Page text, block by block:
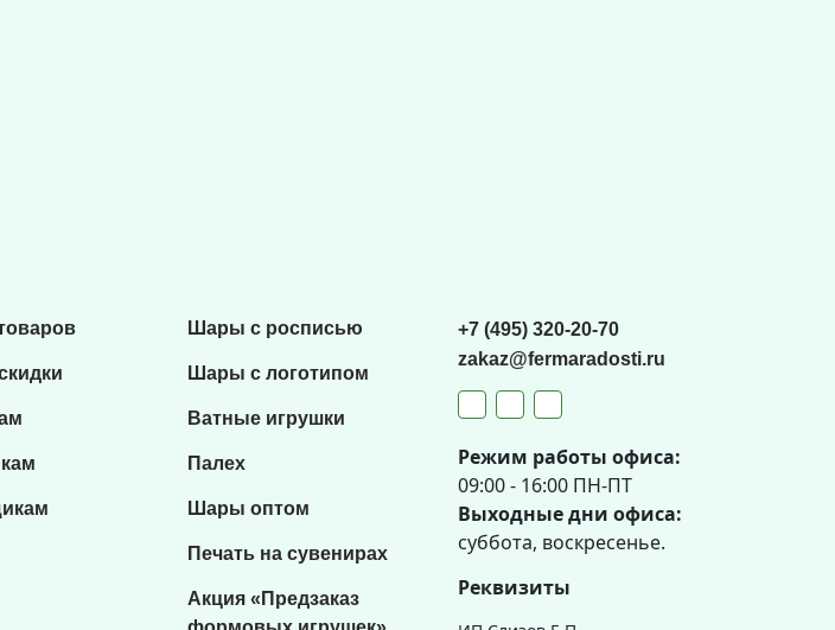
Шары с росписью
Шары с логотипом
Ватные игрушки
Палех
Шары оптом
Печать на сувенирах
Акция «Предзаказ
+7 (495) 320-20-70
zakaz@fermaradosti.ru
Режим работы офиса:
09:00 - 16:00 ПН-ПТ
Выходные дни офиса:
суббота, воскресенье.
Реквизиты